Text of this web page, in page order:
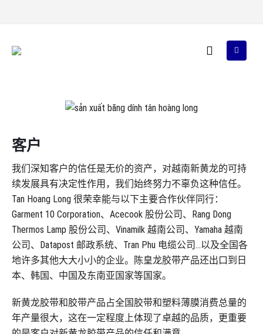
客户
我们深知客户的信任是无价的资产，对越南新黄龙的可持
续发展具有决定性作用，我们始终努力不辜负这种信任。
Tan Hoang Long 很荣幸能与以下主要合作伙伴同行：
Garment 10 Corporation、Acecook 股份公司、Rang Dong
Thermos Lamp 股份公司、Vinamilk 越南公司、Yamaha 越南
公司、Datapost 邮政系统、Tran Phu 电缆公司…以及全国各
地许多其他大大小小的企业。陈皇龙胶带产品还出口到日
本、韩国、中国及东南亚国家等国家。
新黄龙胶带和胶带产品占全国胶带和塑料薄膜消费总量的
年产量很大，这在一定程度上体现了卓越的品质，更重要